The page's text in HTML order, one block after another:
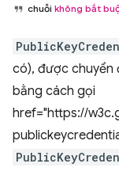
chuỗi không bắt
có), được chuyển
bằng cách gọi
href="https://